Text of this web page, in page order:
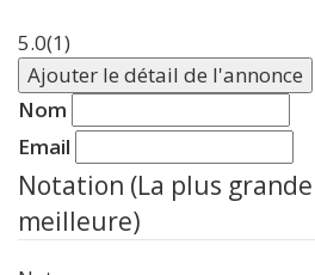
5.0(1)
Ajouter le détail de l'annonce
Nom
Email
Notation (La plus
meilleure)